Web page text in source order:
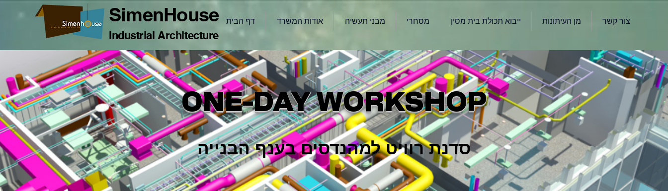
דף הבית אודות המשרד מבני תעשיה מסחרי ייבוא תכולת בית מסין מן העיתונות צור קשר SimenHouse
Industrial Architecture
ONE-DAY WORKSHOP
סדנת רוויט למהנדסים בענף הבנייה